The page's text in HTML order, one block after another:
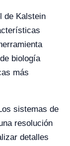
de Kalstein
biología
más
sistemas de
resolución
detalles